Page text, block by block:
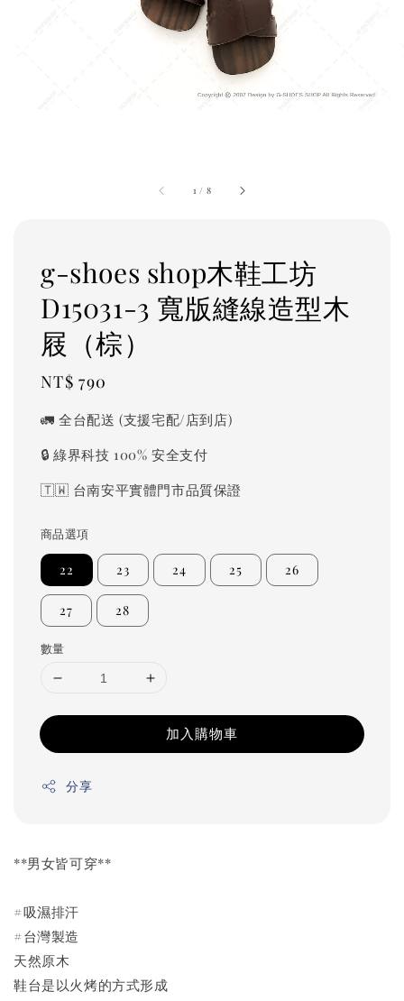
1 / 8
g-shoes shop木鞋工坊
D15031-3 寬版縫線造型木
屐（棕）
Regular
NT$ 790
🚛 全台配送 (支援宅配/店到店)
🔒 綠界科技 100% 安全支付
🇹🇼 台南安平實體門市品質保證
商品選項
22 23 24 25 26
27 28
數量
加入購物車
分享
**男女皆可穿**
#吸濕排汗
#台灣製造
天然原木
鞋台是以火烤的方式形成